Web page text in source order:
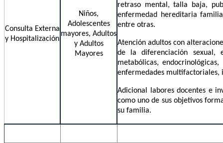
Consulta Externa
y Hospitalización
Niños,
Adolescentes
mayores, Adultos
y Adultos
Mayores
retraso mental, talla baja,
enfermedad hereditaria
entre otras.
Atención adultos con
de la diferenciación sexual,
metabólicas,
enfermedades
Adicional labores docentes e
como uno de sus objetivos
su familia.